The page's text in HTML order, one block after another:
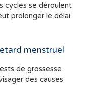
cycles se déroulent
prolonger le délai
menstruel
de grossesse
des causes